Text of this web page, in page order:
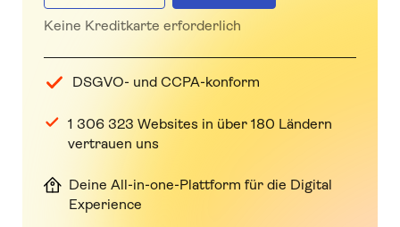
Keine Kreditkarte erforderlich
DSGVO- und CCPA-konform
1 306 323 Websites in über 180 Ländern
vertrauen uns
Deine All-in-one-Plattform für die Digital
Experience